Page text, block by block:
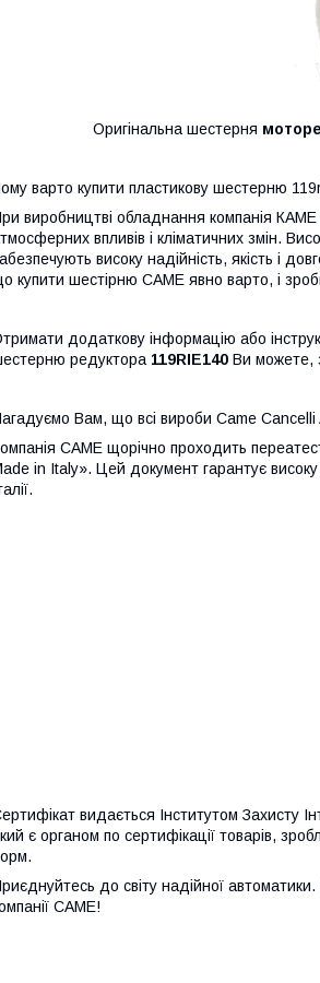
Оригінальна шестерня
варто купити пластикову шестерню
виробництві обладнання компанія КАМЕ
впливів і кліматичних змін.
високу надійність, якість і
купити шестірню САМЕ явно варто, і
додаткову інформацію або
редуктора 119RIE140 Ви можете,
Вам, що всі вироби Came Cancelli
CAME щорічно проходить
in Italy». Цей документ гарантує високу
видається Інститутом Захисту
є органом по сертифікації товарів,
до світу надійної
CAME!